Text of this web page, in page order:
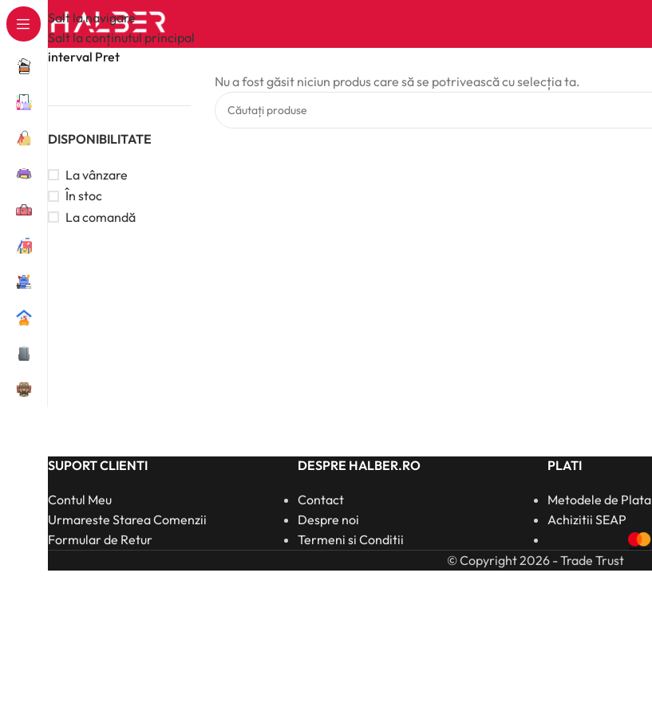
Salt la navigare
Salt la conținutul principal
interval Pret
DISPONIBILITATE
La vânzare
În stoc
La comandă
Nu a fost găsit niciun produs care să se potrivească cu selecția ta.
SUPORT CLIENTI
Contul Meu
Urmareste Starea Comenzii
Formular de Retur
DESPRE HALBER.RO
Contact
Despre noi
Termeni si Conditii
PLATI
Metodele de Plata
Achizitii SEAP
© Copyright 2026 - Trade Trust